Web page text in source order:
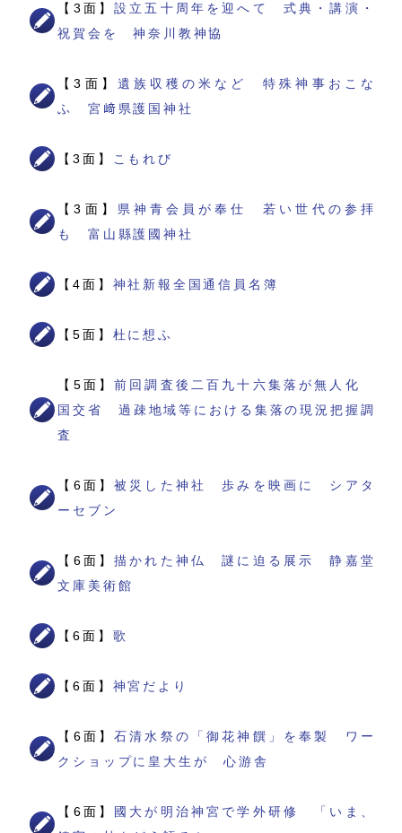
【3面】設立五十周年を迎へて 式典・講演・
祝賀会を 神奈川教神協
【3面】 遺族収穫の米など 特殊神事おこな
ふ 宮﨑県護国神社
【3面】 こもれび
【3面】 県神青会員が奉仕 若い世代の参拝
も 富山縣護國神社
【4面】 神社新報全国通信員名簿
【5面】 杜に想ふ
【5面】前回調査後二百九十六集落が無人化
国交省 過疎地域等における集落の現況把握調
査
【6面】被災した神社 歩みを映画に シアタ
ーセブン
【6面】描かれた神仏 謎に迫る展示 静嘉堂
文庫美術館
【6面】 歌
【6面】 神宮だより
【6面】石清水祭の「御花神饌」を奉製 ワー
クショップに皇大生が 心游舎
【6面】
國大が明治神宮で学外研修 「いま、